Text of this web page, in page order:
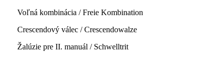
Voľná kombinácia / Freie Kombination
Crescendový válec / Crescendowalze
Žalúzie pre II. manuál / Schwelltrit